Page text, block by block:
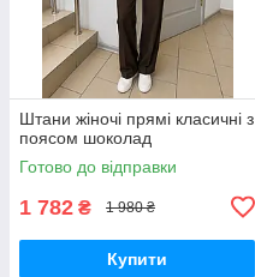
Штани жіночі прямі класичні з
поясом шоколад
Готово до відправки
1 782 ₴ 1 980 ₴
Купити